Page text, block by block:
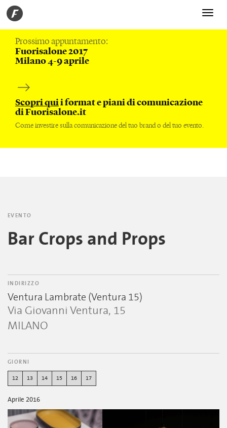
Toggle
Prossimo appuntamento:
Fuorisalone 2017
Milano 4-9 aprile
Scopri quii format e piani di comunicazione
di Fuorisalone.it
Come investire sulla comunicazione del tuo brand o del tuo evento.
EVENTO
Bar Crops and Props
INDIRIZZO
Ventura Lambrate (Ventura 15)
Via Giovanni Ventura, 15
MILANO
GIORNI
12 13 14 15 16 17
Aprile 2016